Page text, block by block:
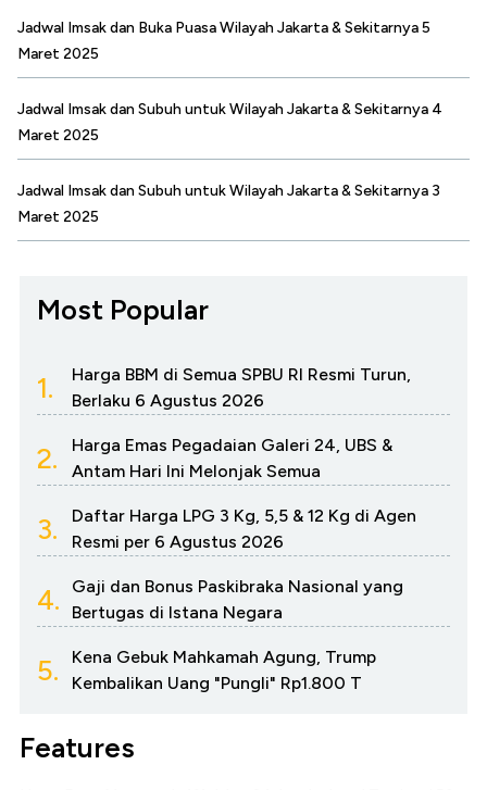
Jadwal Imsak dan Buka Puasa Wilayah Jakarta & Sekitarnya 5
Maret 2025
Jadwal Imsak dan Subuh untuk Wilayah Jakarta & Sekitarnya 4
Maret 2025
Jadwal Imsak dan Subuh untuk Wilayah Jakarta & Sekitarnya 3
Maret 2025
Most Popular
1.
Harga BBM di Semua SPBU RI Resmi Turun,
Berlaku 6 Agustus 2026
2.
Harga Emas Pegadaian Galeri 24, UBS &
Antam Hari Ini Melonjak Semua
3.
Daftar Harga LPG 3 Kg, 5,5 & 12 Kg di Agen
Resmi per 6 Agustus 2026
4.
Gaji dan Bonus Paskibraka Nasional yang
Bertugas di Istana Negara
5.
Kena Gebuk Mahkamah Agung, Trump
Kembalikan Uang "Pungli" Rp1.800 T
Features